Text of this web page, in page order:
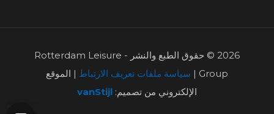
2026 © حقوق الطبع والنشر - Rotterdam Leisure
Group |
سياسة ملفات تعريف الارتباط | الموقع
الإلكتروني من تصميم: vanStijl